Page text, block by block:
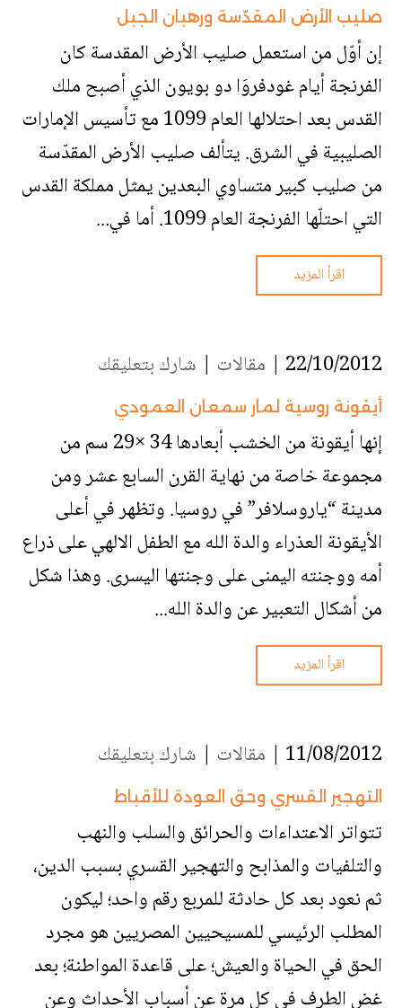
صليب الأرض المقدّسة ورهبان الجبل
إن أوّل من استعمل صليب الأرض المقدسة كان
الفرنجة أيام غودفروَا دو بويون الذي أصبح ملك
القدس بعد احتلالها العام 1099 مع تأسيس الإمارات
الصليبية في الشرق. يتألف صليب الأرض المقدّسة
من صليب كبير متساوي البعدين يمثل مملكة القدس
التي احتلّها الفرنجة العام 1099. أما في...
اقرأ المزيد
22/10/2012 | مقالات | شارك بتعليقك
أيقونة روسية لمار سمعان العمودي
إنها أيقونة من الخشب أبعادها 34 ×29 سم من
مجموعة خاصة من نهاية القرن السابع عشر ومن
مدينة “ياروسلافر” في روسيا. وتظهر في أعلى
الأيقونة العذراء والدة الله مع الطفل الالهي على ذراع
أمه ووجنته اليمنى على وجنتها اليسرى. وهذا شكل
من أشكال التعبير عن والدة الله...
اقرأ المزيد
11/08/2012 | مقالات | شارك بتعليقك
التهجير القسري وحق العودة للأقباط
تتواتر الاعتداءات والحرائق والسلب والنهب
والتلفيات والمذابح والتهجير القسري بسبب الدين،
ثم نعود بعد كل حادثة للمربع رقم واحد؛ ليكون
المطلب الرئيسي للمسيحيين المصريين هو مجرد
الحق في الحياة والعيش؛ على قاعدة المواطنة؛ بعد
غض الطرف في كل مرة عن أسباب الأحداث وعن